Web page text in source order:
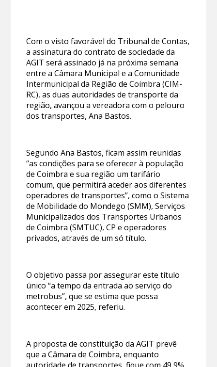
Com o visto favorável do Tribunal de Contas,
a assinatura do contrato de sociedade da
AGIT será assinado já na próxima semana
entre a Câmara Municipal e a Comunidade
Intermunicipal da Região de Coimbra (CIM-
RC), as duas autoridades de transporte da
região, avançou a vereadora com o pelouro
dos transportes, Ana Bastos.
Segundo Ana Bastos, ficam assim reunidas
“as condições para se oferecer à população
de Coimbra e sua região um tarifário
comum, que permitirá aceder aos diferentes
operadores de transportes”, como o Sistema
de Mobilidade do Mondego (SMM), Serviços
Municipalizados dos Transportes Urbanos
de Coimbra (SMTUC), CP e operadores
privados, através de um só título.
O objetivo passa por assegurar este título
único “a tempo da entrada ao serviço do
metrobus”, que se estima que possa
acontecer em 2025, referiu.
A proposta de constituição da AGIT prevê
que a Câmara de Coimbra, enquanto